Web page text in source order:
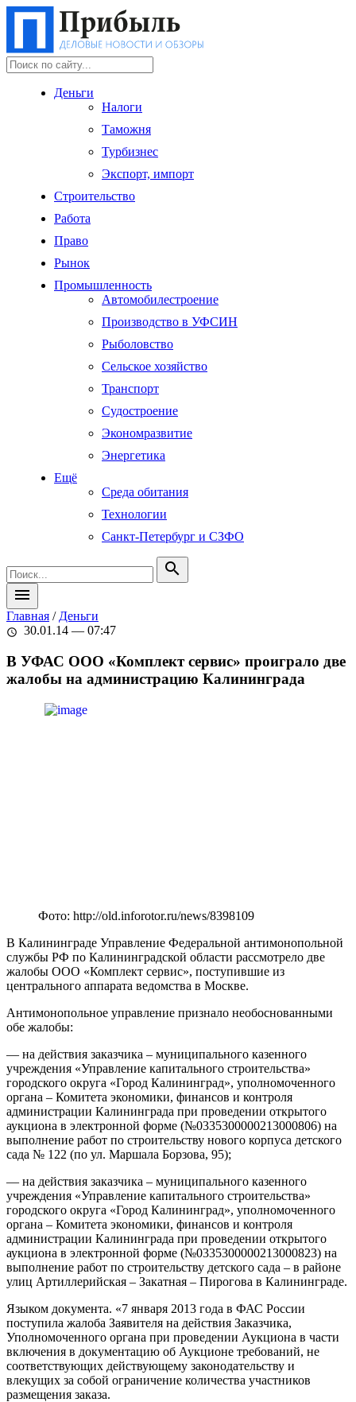
Деньги
Налоги
Таможня
Турбизнес
Экспорт, импорт
Строительство
Работа
Право
Рынок
Промышленность
Автомобилестроение
Производство в УФСИН
Рыболовство
Сельское хозяйство
Транспорт
Судостроение
Экономразвитие
Энергетика
Ещё
Среда обитания
Технологии
Санкт-Петербург и СЗФО
search
menu
Главная / Деньги
schedule 30.01.14 — 07:47
В УФАС ООО «Комплект сервис» проиграло две
жалобы на администрацию Калининграда
Фото: http://old.inforotor.ru/news/8398109
В Калининграде Управление Федеральной антимонопольной
службы РФ по Калининградской области рассмотрело две
жалобы ООО «Комплект сервис», поступившие из
центрального аппарата ведомства в Москве.
Антимонопольное управление признало необоснованными
обе жалобы:
— на действия заказчика – муниципального казенного
учреждения «Управление капитального строительства»
городского округа «Город Калининград», уполномоченного
органа – Комитета экономики, финансов и контроля
администрации Калининграда при проведении открытого
аукциона в электронной форме (№0335300000213000806) на
выполнение работ по строительству нового корпуса детского
сада № 122 (по ул. Маршала Борзова, 95);
— на действия заказчика – муниципального казенного
учреждения «Управление капитального строительства»
городского округа «Город Калининград», уполномоченного
органа – Комитета экономики, финансов и контроля
администрации Калининграда при проведении открытого
аукциона в электронной форме (№0335300000213000823) на
выполнение работ по строительству детского сада – в районе
улиц Артиллерийская – Закатная – Пирогова в Калининграде.
Языком документа. «7 января 2013 года в ФАС России
поступила жалоба Заявителя на действия Заказчика,
Уполномоченного органа при проведении Аукциона в части
включения в документацию об Аукционе требований, не
соответствующих действующему законодательству и
влекущих за собой ограничение количества участников
размещения заказа.